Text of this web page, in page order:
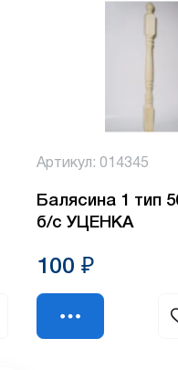
Артикул: 014345
Балясина 1 тип
б/с УЦЕНКА
100 ₽